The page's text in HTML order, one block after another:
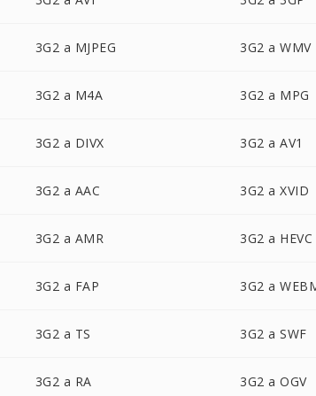
3G2 a MJPEG 3G2 a WMV
3G2 a M4A 3G2 a MPG
3G2 a DIVX 3G2 a AV1
3G2 a AAC 3G2 a XVID
3G2 a AMR 3G2 a HEVC
3G2 a FAP 3G2 a
3G2 a TS 3G2 a SWF
3G2 a RA 3G2 a OGV